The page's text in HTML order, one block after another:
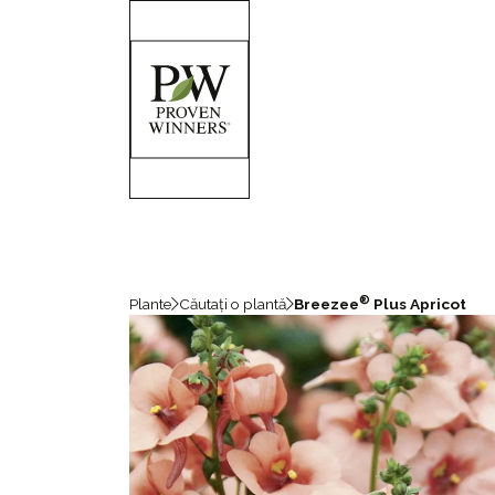
Plante Căutați o plantă Breezee® Plus Apricot